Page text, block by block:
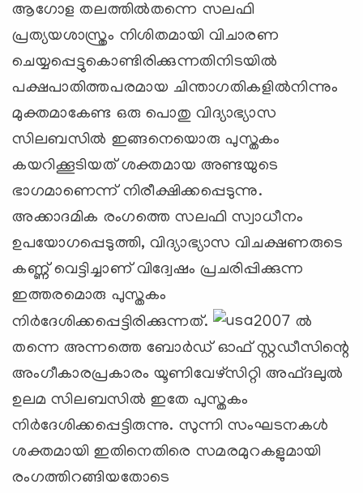
ആഗോള തലത്തില്‍തന്നെ സലഫി
പ്രത്യയശാസ്ത്രം നിശിതമായി വിചാരണ
ചെയ്യപ്പെട്ടുകൊണ്ടിരിക്കുന്നതിനിടയില്‍
പക്ഷപാതിത്തപരമായ ചിന്താഗതികളില്‍നിന്നും
മുക്തമാകേണ്ട ഒരു പൊതു വിദ്യാഭ്യാസ
സിലബസില്‍ ഇങ്ങനെയൊരു പുസ്തകം
കയറിക്കൂടിയത് ശക്തമായ അണ്ടയുടെ
ഭാഗമാണെന്ന് നിരീക്ഷിക്കപ്പെടുന്നു.
അക്കാദമിക രംഗത്തെ സലഫി സ്വാധീനം
ഉപയോഗപ്പെടുത്തി, വിദ്യാഭ്യാസ വിചക്ഷണരുടെ
കണ്ണ് വെട്ടിച്ചാണ് വിദ്വേഷം പ്രചരിപ്പിക്കുന്ന
ഇത്തരമൊരു പുസ്തകം
നിര്‍ദേശിക്കപ്പെട്ടിരിക്കുന്നത്.
2007 ല്‍
തന്നെ അന്നത്തെ ബോര്‍ഡ് ഓഫ് സ്റ്റഡീസിന്റെ
അംഗീകാരപ്രകാരം യൂണിവേഴ്‌സിറ്റി അഫ്ദലുല്‍
ഉലമ സിലബസില്‍ ഇതേ പുസ്തകം
നിര്‍ദേശിക്കപ്പെട്ടിരുന്നു. സുന്നി സംഘടനകള്‍
ശക്തമായി ഇതിനെതിരെ സമരമുറകളുമായി
രംഗത്തിറങ്ങിയതോടെ